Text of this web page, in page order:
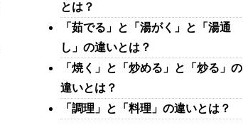
とは？
「茹でる」と「湯がく」と「湯通
し」の違いとは？
「焼く」と「炒める」と「炒る」の
違いとは？
「調理」と「料理」の違いとは？